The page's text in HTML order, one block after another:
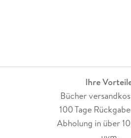
Ihre
Bücher
100 Tage
Abholung in über